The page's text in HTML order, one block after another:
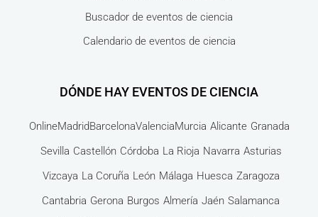
Buscador de eventos de ciencia
Calendario de eventos de ciencia
DÓNDE HAY EVENTOS DE CIENCIA
OnlineMadridBarcelonaValenciaMurcia Alicante Granada
Sevilla Castellón Córdoba La Rioja Navarra Asturias
Vizcaya La Coruña León Málaga Huesca Zaragoza
Cantabria Gerona Burgos Almería Jaén Salamanca